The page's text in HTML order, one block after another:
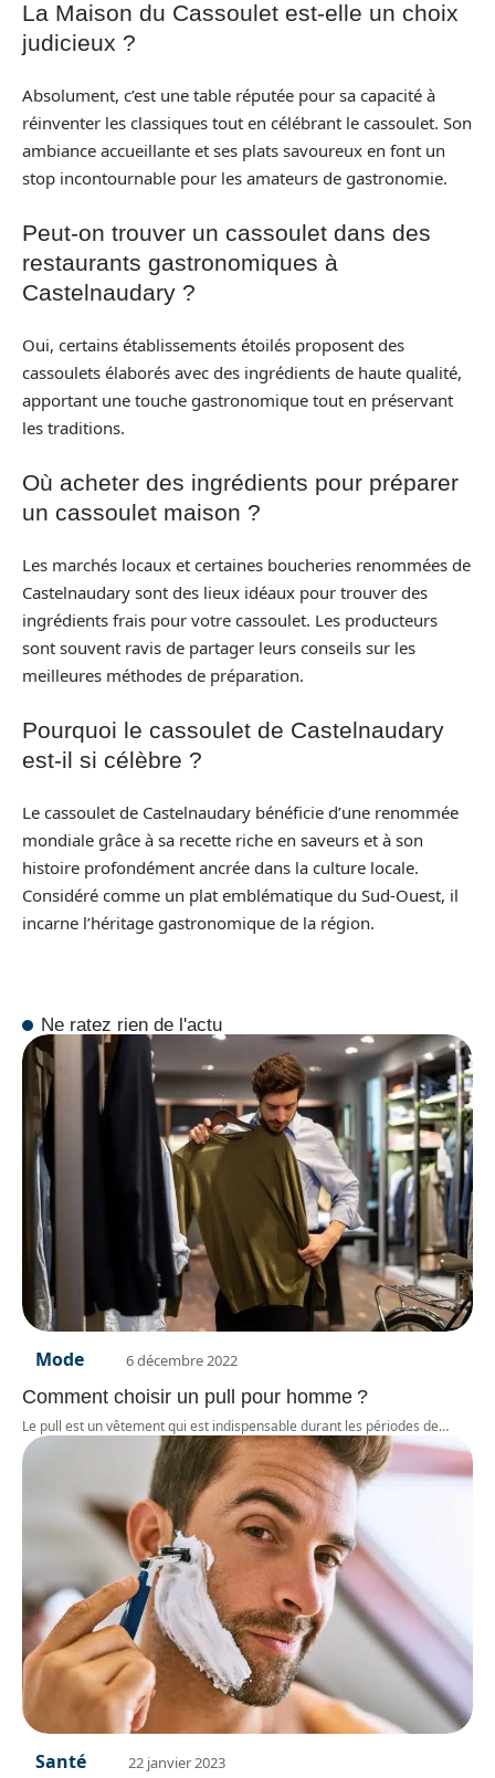
La Maison du Cassoulet est-elle un choix
judicieux ?
Absolument, c’est une table réputée pour sa capacité à
réinventer les classiques tout en célébrant le cassoulet. Son
ambiance accueillante et ses plats savoureux en font un
stop incontournable pour les amateurs de gastronomie.
Peut-on trouver un cassoulet dans des
restaurants gastronomiques à
Castelnaudary ?
Oui, certains établissements étoilés proposent des
cassoulets élaborés avec des ingrédients de haute qualité,
apportant une touche gastronomique tout en préservant
les traditions.
Où acheter des ingrédients pour préparer
un cassoulet maison ?
Les marchés locaux et certaines boucheries renommées de
Castelnaudary sont des lieux idéaux pour trouver des
ingrédients frais pour votre cassoulet. Les producteurs
sont souvent ravis de partager leurs conseils sur les
meilleures méthodes de préparation.
Pourquoi le cassoulet de Castelnaudary
est-il si célèbre ?
Le cassoulet de Castelnaudary bénéficie d’une renommée
mondiale grâce à sa recette riche en saveurs et à son
histoire profondément ancrée dans la culture locale.
Considéré comme un plat emblématique du Sud-Ouest, il
incarne l’héritage gastronomique de la région.
Ne ratez rien de l'actu
Mode 6 décembre 2022
Comment choisir un pull pour homme ?
Le pull est un vêtement qui est indispensable durant les périodes de…
Santé 22 janvier 2023